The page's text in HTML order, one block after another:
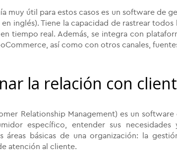
muy útil para estos casos es un software de
en inglés). Tiene la capacidad de rastrear
tiempo real. Además, se integra con
así como con otros canales,
la relación con
Relationship Management) es un
específico, entender sus
áreas básicas de una organización: la
atención al cliente.